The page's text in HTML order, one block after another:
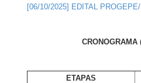
[06/10/2025] EDITAL
ETAPAS